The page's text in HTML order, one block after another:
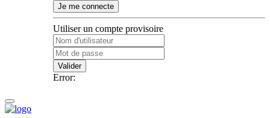
Je me connecte
Utiliser un compte provisoire
Valider
Error: